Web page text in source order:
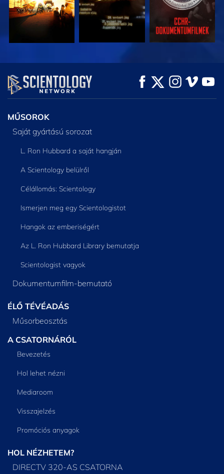
MŰSORNÉZÉS MŰSORNÉZÉS
A SOROZAT
RÉSZEI
MŰSOROK
Saját gyártású sorozat
L. Ron Hubbard a saját hangján
A Scientology belülről
Célállomás: Scientology
Ismerjen meg egy Scientologistot
Hangok az emberiségért
Az L. Ron Hubbard Library bemutatja
Scientologist vagyok
Dokumentumfilm-bemutató
ÉLŐ TÉVÉADÁS
Műsorbeosztás
A CSATORNÁRÓL
Bevezetés
Hol lehet nézni
Mediaroom
Visszajelzés
Promóciós anyagok
HOL NÉZHETEM?
DIRECTV 320-AS CSATORNA